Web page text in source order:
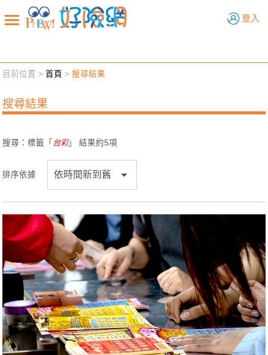
登入
新聞觀點 業務交流
退休先準備 好險學堂 輔銷工具 活動專區
目前位置 >首頁 >搜尋結果
搜尋結果
搜尋：標籤「 台彩」 結果約5項
排序依據